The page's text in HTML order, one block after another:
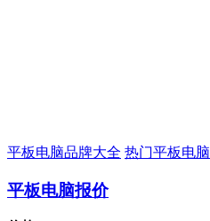
平板电脑品牌大全 热门平板电脑
平板电脑报价